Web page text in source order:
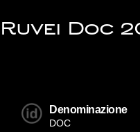
Ruvei Doc
Denominazione
DOC